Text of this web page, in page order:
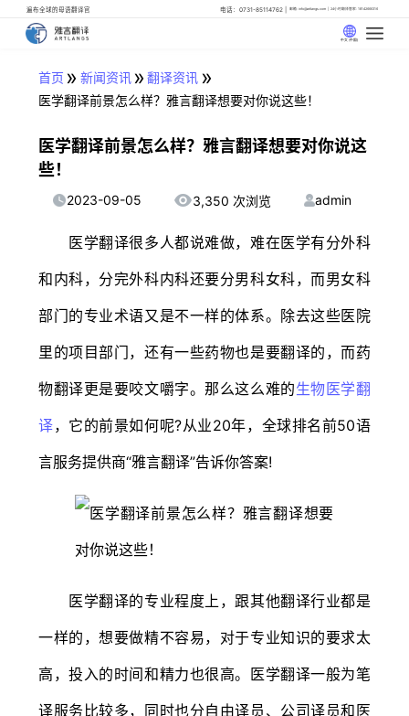
遍布全球的母语翻译官 电话：0731-85114762 邮箱: info@artlangs.com 24小时翻译管家: 18142666316
中文 (中国)
首页 » 新闻资讯» 翻译资讯 »
医学翻译前景怎么样？雅言翻译想要对你说这些！
医学翻译前景怎么样？雅言翻译想要对你说这
些！
2023-09-05 3,350 次浏览 admin
医学翻译很多人都说难做，难在医学有分外科
和内科，分完外科内科还要分男科女科，而男女科
部门的专业术语又是不一样的体系。除去这些医院
里的项目部门，还有一些药物也是要翻译的，而药
物翻译更是要咬文嚼字。那么这么难的生物医学翻
译，它的前景如何呢?从业20年，全球排名前50语
言服务提供商“雅言翻译”告诉你答案!
医学翻译的专业程度上，跟其他翻译行业都是
一样的，想要做精不容易，对于专业知识的要求太
高，投入的时间和精力也很高。医学翻译一般为笔
译服务比较多，同时也分自由译员、公司译员和医